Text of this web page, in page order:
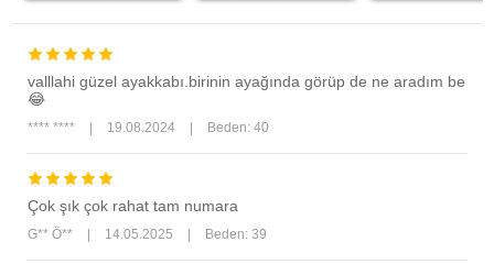
valllahi güzel ayakkabı.birinin ayağında görüp de ne aradım be
😂
**** **** 19.08.2024 Beden: 40
Çok şık çok rahat tam numara
G** Ö** 14.05.2025 Beden: 39